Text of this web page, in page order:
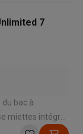
7
bac à
miettes intégré:
| Station de